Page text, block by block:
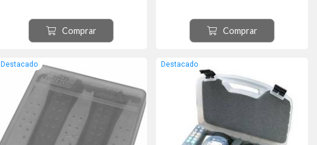
el cinto o el bolsillo.
Comprar
90Win., 450Marlin. Para el cinto o el
bolsillo.
Comprar
Destacado Destacado